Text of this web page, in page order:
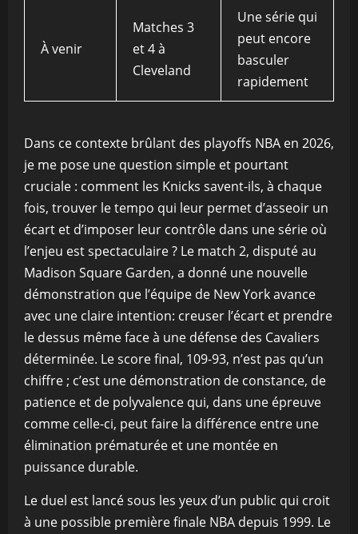
À venir
Matches 3
et 4 à
Cleveland
Une série qui
peut encore
basculer
rapidement
Dans ce contexte brûlant des playoffs NBA en 2026,
je me pose une question simple et pourtant
cruciale : comment les Knicks savent-ils, à chaque
fois, trouver le tempo qui leur permet d’asseoir un
écart et d’imposer leur contrôle dans une série où
l’enjeu est spectaculaire ? Le match 2, disputé au
Madison Square Garden, a donné une nouvelle
démonstration que l’équipe de New York avance
avec une claire intention: creuser l’écart et prendre
le dessus même face à une défense des Cavaliers
déterminée. Le score final, 109-93, n’est pas qu’un
chiffre ; c’est une démonstration de constance, de
patience et de polyvalence qui, dans une épreuve
comme celle-ci, peut faire la différence entre une
élimination prématurée et une montée en
puissance durable.
Le duel est lancé sous les yeux d’un public qui croit
à une possible première finale NBA depuis 1999. Le